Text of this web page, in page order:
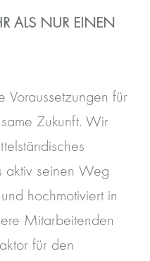
ALS NUR EINEN
für
Zukunft. Wir
aktiv seinen Weg
hochmotiviert in
Mitarbeitenden
für den